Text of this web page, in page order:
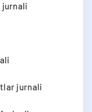
jurnali
jurnali